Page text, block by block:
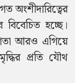
অংশীদারিত্বের
হচ্ছে।
আরও এগিয়ে
প্রতি যৌথ